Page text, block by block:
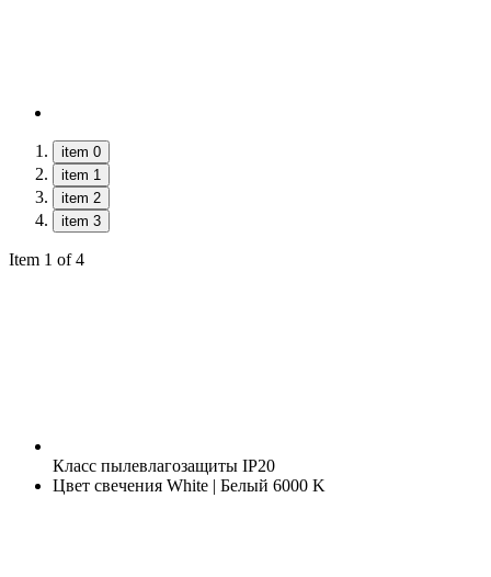
item 0
item 1
item 2
item 3
Item 1 of 4
Класс пылевлагозащиты IP20
Цвет свечения White | Белый 6000 K